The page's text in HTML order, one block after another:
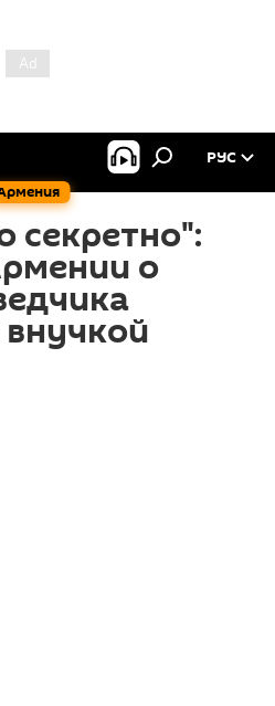
РУС
секретно":
о